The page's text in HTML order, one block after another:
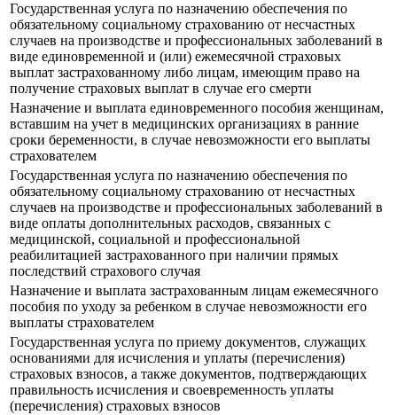
Государственная услуга по назначению обеспечения по
обязательному социальному страхованию от несчастных
случаев на производстве и профессиональных заболеваний в
виде единовременной и (или) ежемесячной страховых
выплат застрахованному либо лицам, имеющим право на
получение страховых выплат в случае его смерти
Назначение и выплата единовременного пособия женщинам,
вставшим на учет в медицинских организациях в ранние
сроки беременности, в случае невозможности его выплаты
страхователем
Государственная услуга по назначению обеспечения по
обязательному социальному страхованию от несчастных
случаев на производстве и профессиональных заболеваний в
виде оплаты дополнительных расходов, связанных с
медицинской, социальной и профессиональной
реабилитацией застрахованного при наличии прямых
последствий страхового случая
Назначение и выплата застрахованным лицам ежемесячного
пособия по уходу за ребенком в случае невозможности его
выплаты страхователем
Государственная услуга по приему документов, служащих
основаниями для исчисления и уплаты (перечисления)
страховых взносов, а также документов, подтверждающих
правильность исчисления и своевременность уплаты
(перечисления) страховых взносов